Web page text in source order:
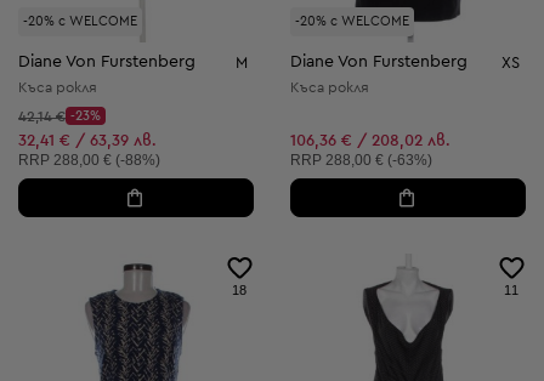
-20% с WELCOME
Diane Von Furstenberg M
Къса рокля
Начална цена:
42,14 €
Discount Price:
-23%
Намалена цена:
32,41 € / 63,39 лв.
Препоръчителна цена:
RRP 288,00 € (-88%)
-20% с WELCOME
Diane Von Furstenberg XS
Къса рокля
106,36 € / 208,02 лв.
Препоръчителна цена:
RRP 288,00 € (-63%)
18 11